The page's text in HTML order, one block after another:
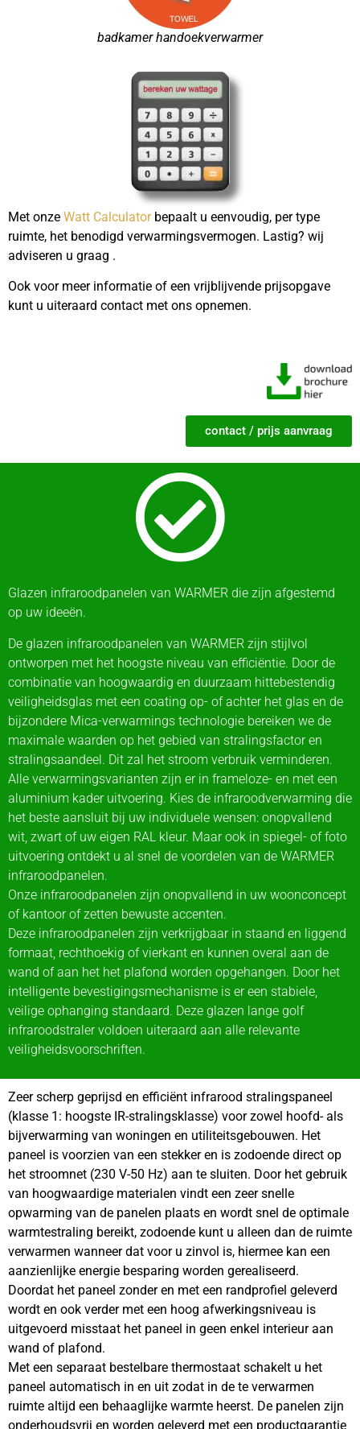
badkamer handoekverwarmer
Met onze Watt Calculatorbepaalt u eenvoudig, per type
ruimte, het benodigd verwarmingsvermogen. Lastig? wij
adviseren u graag .
Ook voor meer informatie of een vrijblijvende prijsopgave
kunt u uiteraard contact met ons opnemen.
contact / prijs aanvraag
Glazen infraroodpanelen van WARMER die zijn afgestemd
op uw ideeën.
De glazen infraroodpanelen van WARMER zijn stijlvol
ontworpen met het hoogste niveau van efficiëntie. Door de
combinatie van hoogwaardig en duurzaam hittebestendig
veiligheidsglas met een coating op- of achter het glas en de
bijzondere Mica-verwarmings technologie bereiken we de
maximale waarden op het gebied van stralingsfactor en
stralingsaandeel. Dit zal het stroom verbruik verminderen.
Alle verwarmingsvarianten zijn er in frameloze- en met een
aluminium kader uitvoering. Kies de infraroodverwarming die
het beste aansluit bij uw individuele wensen: onopvallend
wit, zwart of uw eigen RAL kleur. Maar ook in spiegel- of foto
uitvoering ontdekt u al snel de voordelen van de WARMER
infraroodpanelen.
Onze infraroodpanelen zijn onopvallend in uw woonconcept
of kantoor of zetten bewuste accenten.
Deze infraroodpanelen zijn verkrijgbaar in staand en liggend
formaat, rechthoekig of vierkant en kunnen overal aan de
wand of aan het het plafond worden opgehangen. Door het
intelligente bevestigingsmechanisme is er een stabiele,
veilige ophanging standaard. Deze glazen lange golf
infraroodstraler voldoen uiteraard aan alle relevante
veiligheidsvoorschriften.
Zeer scherp geprijsd en efficiënt infrarood stralingspaneel
(klasse 1: hoogste IR-stralingsklasse) voor zowel hoofd- als
bijverwarming van woningen en utiliteitsgebouwen. Het
paneel is voorzien van een stekker en is zodoende direct op
het stroomnet (230 V-50 Hz) aan te sluiten. Door het gebruik
van hoogwaardige materialen vindt een zeer snelle
opwarming van de panelen plaats en wordt snel de optimale
warmtestraling bereikt, zodoende kunt u alleen dan de ruimte
verwarmen wanneer dat voor u zinvol is, hiermee kan een
aanzienlijke energie besparing worden gerealiseerd.
Doordat het paneel zonder en met een randprofiel geleverd
wordt en ook verder met een hoog afwerkingsniveau is
uitgevoerd misstaat het paneel in geen enkel interieur aan
wand of plafond.
Met een separaat bestelbare thermostaat schakelt u het
paneel automatisch in en uit zodat in de te verwarmen
ruimte altijd een behaaglijke warmte heerst. De panelen zijn
onderhoudsvrij en worden geleverd met een productgarantie